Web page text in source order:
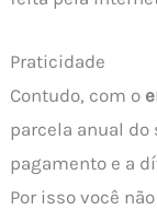
Praticidade
Contudo, com o
parcela anual
pagamento e a
Por isso você